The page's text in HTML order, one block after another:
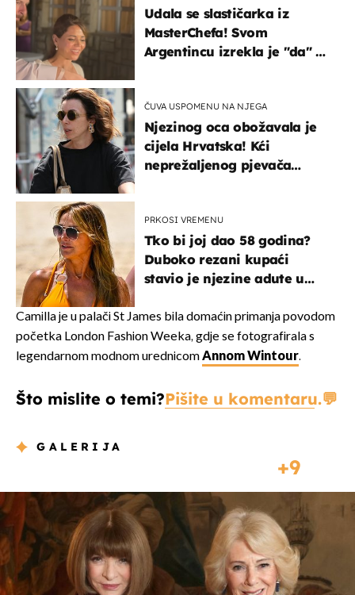
Udala se slastičarka iz
MasterChefa! Svom
Argentincu izrekla je "da" u
ČUVA USPOMENU NA NJEGA
Njezinog oca obožavala je
cijela Hrvatska! Kći
neprežaljenog pjevača
PRKOSI VREMENU
Tko bi joj dao 58 godina?
Duboko rezani kupaći
stavio je njezine adute u
Camilla je u palači St James bila domaćin primanja povodom
početka London Fashion Weeka, gdje se fotografirala s
legendarnom modnom urednicomAnnom Wintour.
Što mislite o temi?Pišite u komentaru.
GALERIJA
9